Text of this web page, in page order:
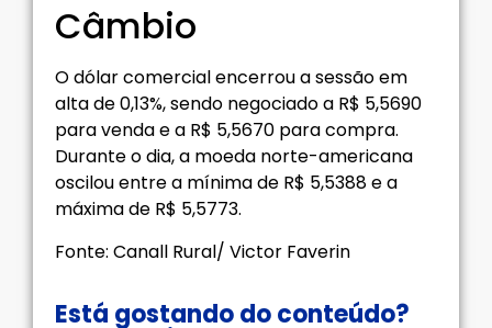
Câmbio
O dólar comercial encerrou a sessão em
alta de 0,13%, sendo negociado a R$ 5,5690
para venda e a R$ 5,5670 para compra.
Durante o dia, a moeda norte-americana
oscilou entre a mínima de R$ 5,5388 e a
máxima de R$ 5,5773.
Fonte: Canall Rural/ Victor Faverin
Está gostando do conteúdo?